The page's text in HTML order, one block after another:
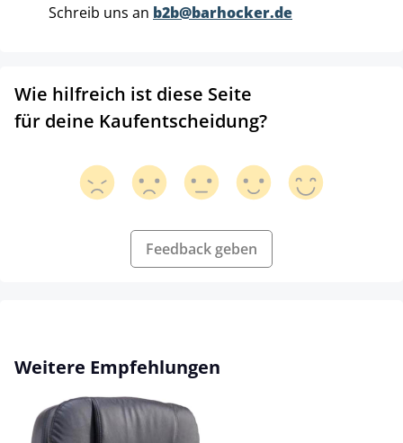
Schreib uns an b2b@barhocker.de
Wie hilfreich ist diese Seite
für deine Kaufentscheidung?
Feedback geben
Produktgalerie überspringen
Weitere Empfehlungen